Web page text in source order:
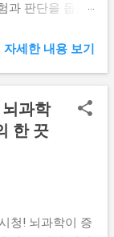
판단을 돕는
생태계의 거대한
로그의 핵심 비밀
전환의 도구로 5.
법 1. 검색 생
혹시 요즘 정성
전만 못하다고
는데도 반응이
비하는 커다란
자세한 내용 보기
과학
한 끗
청! 뇌과학이 증